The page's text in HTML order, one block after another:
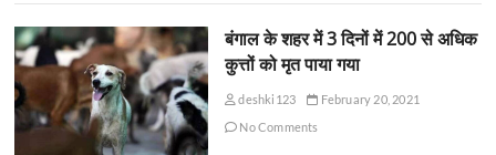
बंगाल के शहर में 3 दिनों में 200 से अधिक
कुत्तों को मृत पाया गया
deshki123
February 20, 2021
No Comments